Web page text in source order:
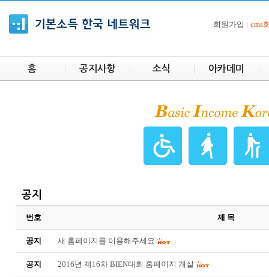
회원가입 cms
홈 공지사항 소식 아카데미
공지
번호 제 목
공지 새 홈페이지를 이용해주세요
공지 2016년 제16차 BIEN대회 홈페이지 개설